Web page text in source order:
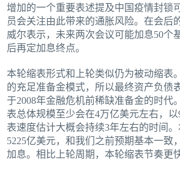
增加的一个重要表述提及中国疫情封锁
员会关注由此带来的通胀风险。在会后
威尔表示，未来两次会议可能加息50个
后再定加息终点。
本轮缩表形式和上轮类似仍为被动缩表
的充足准备金模式，所以最终资产负债
于2008年金融危机前稀缺准备金的时代
表总体规模至少会在4万亿美元左右，
表速度估计大概会持续3年左右的时间
5225亿美元，和我们之前预期基本一致
加息。相比上轮周期，本轮缩表节奏更